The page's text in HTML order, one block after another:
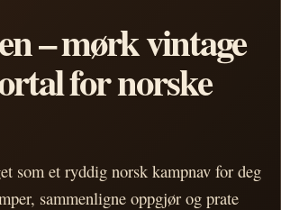
– mørk vintage
for norske
som et ryddig norsk kampnav for deg
sammenligne oppgjør og prate